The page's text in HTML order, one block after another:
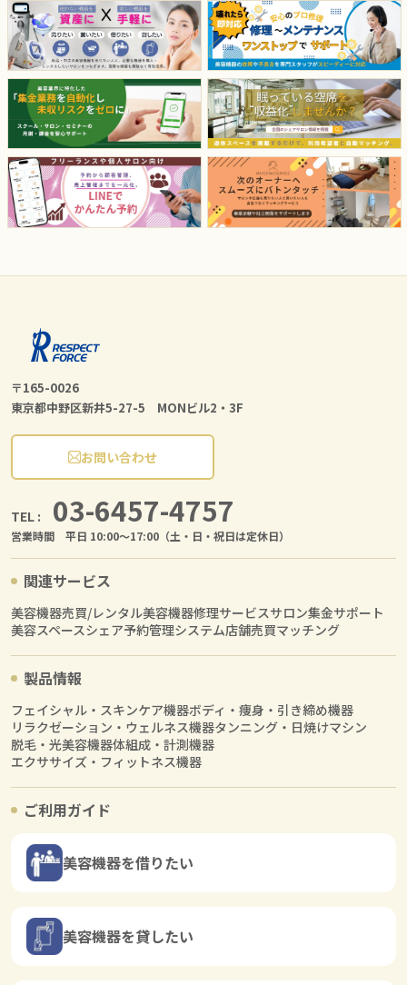
〒165-0026
東京都中野区新井5-27-5 MONビル2・3F
お問い合わせ
TEL : 03-6457-4757
営業時間 平日 10:00〜17:00（土・日・祝日は定休日）
関連サービス
美容機器売買/レンタル美容機器修理サービスサロン集金サポート
美容スペースシェア予約管理システム店舗売買マッチング
製品情報
フェイシャル・スキンケア機器ボディ・痩身・引き締め機器
リラクゼーション・ウェルネス機器タンニング・日焼けマシン
脱毛・光美容機器体組成・計測機器
エクササイズ・フィットネス機器
ご利用ガイド
美容機器を借りたい
美容機器を貸したい